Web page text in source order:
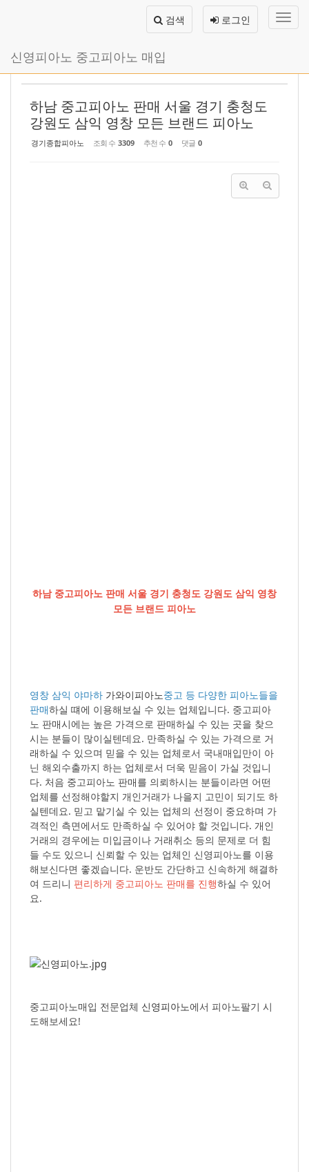
바
기
로그인
검색
신영피아노 중고피아노 매입
하남 중고피아노 판매 서울 경기 충청도
강원도 삼익 영창 모든 브랜드 피아노
경기종합피아노 조회 수 3309 추천 수 0 댓글 0
하남 중고피아노 판매 서울 경기 충청도 강원도 삼익 영창
모든 브랜드 피아노
영창 삼익 야마하 가와이피아노중고 등 다양한 피아노들을
판매하실 떄에 이용해보실 수 있는 업체입니다. 중고피아
노 판매시에는 높은 가격으로 판매하실 수 있는 곳을 찾으
시는 분들이 많이실텐데요. 만족하실 수 있는 가격으로 거
래하실 수 있으며 믿을 수 있는 업체로서 국내매입만이 아
닌 해외수출까지 하는 업체로서 더욱 믿음이 가실 것입니
다. 처음 중고피아노 판매를 의뢰하시는 분들이라면 어떤
업체를 선정해야할지 개인거래가 나을지 고민이 되기도 하
실텐데요. 믿고 맡기실 수 있는 업체의 선정이 중요하며 가
격적인 측면에서도 만족하실 수 있어야 할 것입니다. 개인
거래의 경우에는 미입금이나 거래취소 등의 문제로 더 힘
들 수도 있으니 신뢰할 수 있는 업체인 신영피아노를 이용
해보신다면 좋겠습니다. 운반도 간단하고 신속하게 해결하
여 드리니 편리하게 중고피아노 판매를 진행하실 수 있어
요.
중고피아노매입 전문업체 신영피아노에서 피아노팔기 시
도해보세요!